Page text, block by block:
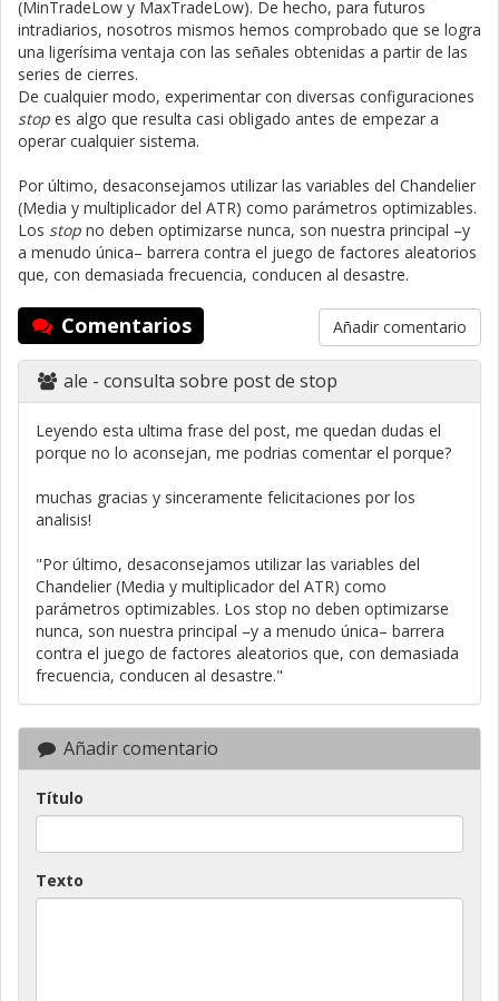
(MinTradeLow y MaxTradeLow). De hecho, para futuros
intradiarios, nosotros mismos hemos comprobado que se logra
una ligerísima ventaja con las señales obtenidas a partir de las
series de cierres.
De cualquier modo, experimentar con diversas configuraciones
stop es algo que resulta casi obligado antes de empezar a
operar cualquier sistema.
Por último, desaconsejamos utilizar las variables del Chandelier
(Media y multiplicador del ATR) como parámetros optimizables.
Los stop no deben optimizarse nunca, son nuestra principal –y
a menudo única– barrera contra el juego de factores aleatorios
que, con demasiada frecuencia, conducen al desastre.
Comentarios Añadir comentario
ale - consulta sobre post de stop
Leyendo esta ultima frase del post, me quedan dudas el
porque no lo aconsejan, me podrias comentar el porque?
muchas gracias y sinceramente felicitaciones por los
analisis!
"Por último, desaconsejamos utilizar las variables del
Chandelier (Media y multiplicador del ATR) como
parámetros optimizables. Los stop no deben optimizarse
nunca, son nuestra principal –y a menudo única– barrera
contra el juego de factores aleatorios que, con demasiada
frecuencia, conducen al desastre."
Añadir comentario
Título
Texto